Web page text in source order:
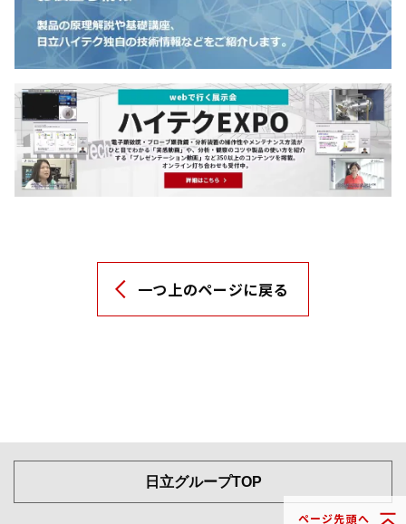
一つ上のページに戻る
ページ先頭へ
日立グループTOP